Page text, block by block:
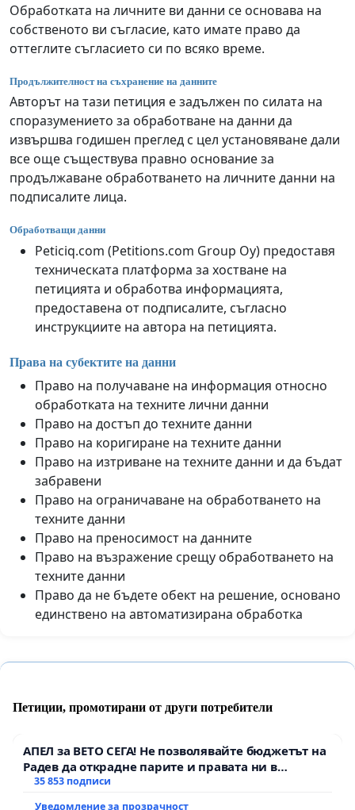
Обработката на личните ви данни се основава на
собственото ви съгласие, като имате право да
оттеглите съгласието си по всяко време.
Продължителност на съхранение на данните
Авторът на тази петиция е задължен по силата на
споразумението за обработване на данни да
извършва годишен преглед с цел установяване дали
все още съществува правно основание за
продължаване обработването на личните данни на
подписалите лица.
Обработващи данни
Peticiq.com (Petitions.com Group Oy) предоставя
техническата платформа за хостване на
петицията и обработва информацията,
предоставена от подписалите, съгласно
инструкциите на автора на петицията.
Права на субектите на данни
Право на получаване на информация относно
обработката на техните лични данни
Право на достъп до техните данни
Право на коригиране на техните данни
Право на изтриване на техните данни и да бъдат
забравени
Право на ограничаване на обработването на
техните данни
Право на преносимост на данните
Право на възражение срещу обработването на
техните данни
Право да не бъдете обект на решение, основано
единствено на автоматизирана обработка
Петиции, промотирани от други потребители
АПЕЛ за ВЕТО СЕГА! Не позволявайте бюджетът на
Радев да открадне парите и правата ни в
тъмното
35 853 подписи
Уведомление за прозрачност